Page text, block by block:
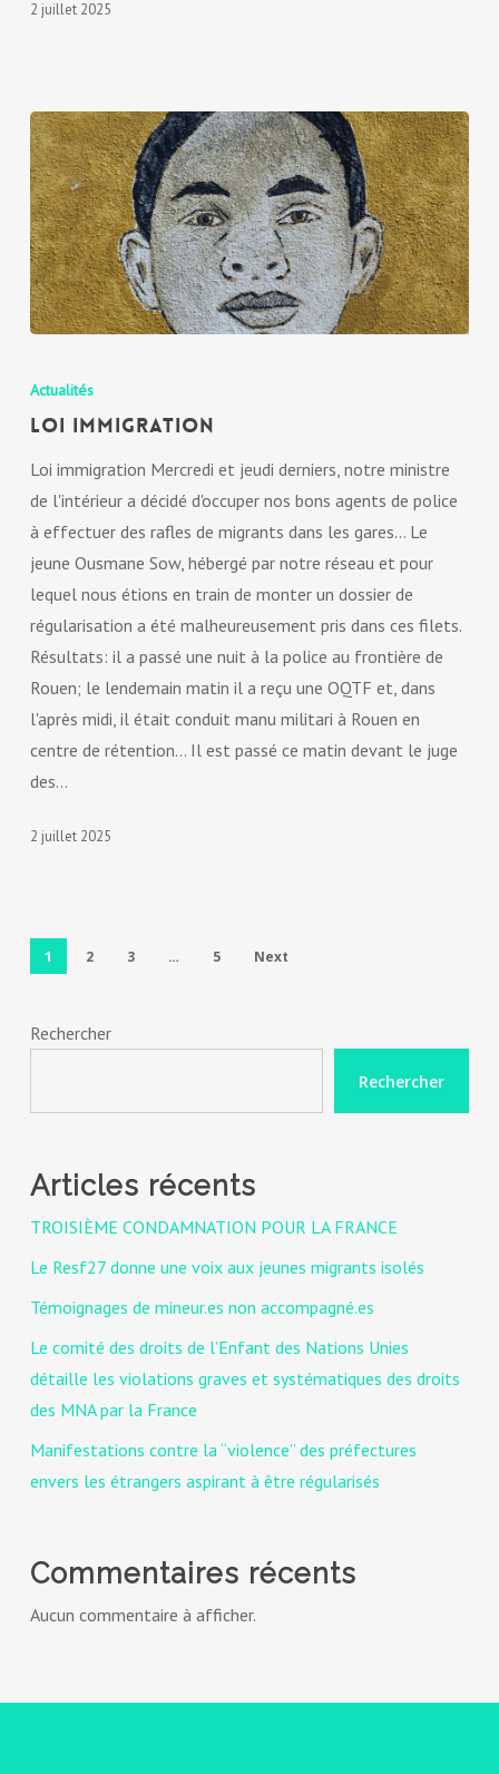
2 juillet 2025
Actualités
Loi immigration
Loi immigration Mercredi et jeudi derniers, notre ministre
de l'intérieur a décidé d'occuper nos bons agents de police
à effectuer des rafles de migrants dans les gares... Le
jeune Ousmane Sow, hébergé par notre réseau et pour
lequel nous étions en train de monter un dossier de
régularisation a été malheureusement pris dans ces filets.
Résultats: il a passé une nuit à la police au frontière de
Rouen; le lendemain matin il a reçu une OQTF et, dans
l'après midi, il était conduit manu militari à Rouen en
centre de rétention... Il est passé ce matin devant le juge
des…
2 juillet 2025
1 2 3 … 5 Next
Rechercher
Rechercher
Articles récents
TROISIÈME CONDAMNATION POUR LA FRANCE
Le Resf27 donne une voix aux jeunes migrants isolés
Témoignages de mineur.es non accompagné.es
Le comité des droits de l’Enfant des Nations Unies
détaille les violations graves et systématiques des droits
des MNA par la France
Manifestations contre la “violence” des préfectures
envers les étrangers aspirant à être régularisés
Commentaires récents
Aucun commentaire à afficher.